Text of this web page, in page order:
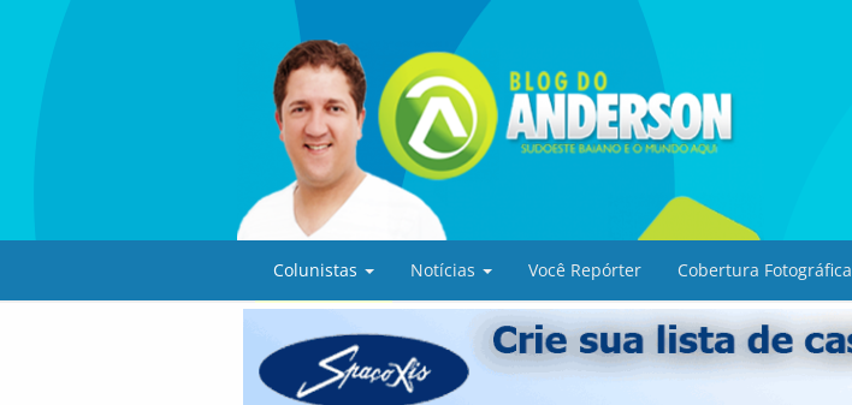
Colunistas Notícias Você Repórter Cobertura Fotográfica